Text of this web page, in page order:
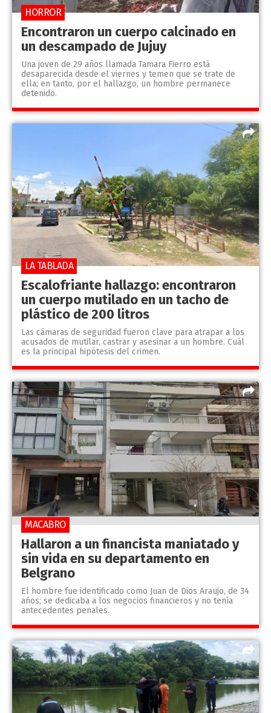
Encontraron un cuerpo calcinado en
un descampado de Jujuy
Una joven de 29 años llamada Tamara Fierro está
desaparecida desde el viernes y temen que se trate de
ella; en tanto, por el hallazgo, un hombre permanece
detenido.
HORROR
Escalofriante hallazgo: encontraron
un cuerpo mutilado en un tacho de
plástico de 200 litros
Las cámaras de seguridad fueron clave para atrapar a los
acusados de mutilar, castrar y asesinar a un hombre. Cuál
es la principal hipótesis del crimen.
LA TABLADA
Hallaron a un financista maniatado y
sin vida en su departamento en
Belgrano
El hombre fue identificado como Juan de Dios Araujo, de 34
años; se dedicaba a los negocios financieros y no tenía
antecedentes penales.
MACABRO